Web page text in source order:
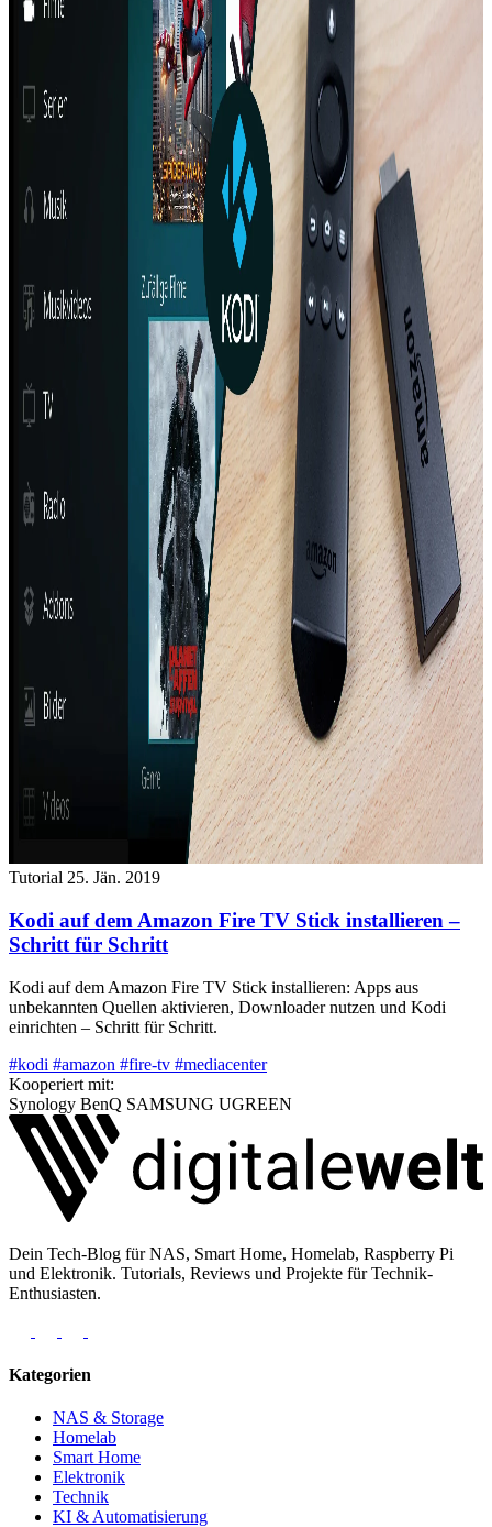
Tutorial 25. Jän. 2019
Kodi auf dem Amazon Fire TV Stick installieren –
Schritt für Schritt
Kodi auf dem Amazon Fire TV Stick installieren: Apps aus
unbekannten Quellen aktivieren, Downloader nutzen und Kodi
einrichten – Schritt für Schritt.
#kodi #amazon #fire-tv #mediacenter
Kooperiert mit:
Synology BenQ SAMSUNG UGREEN
Dein Tech-Blog für NAS, Smart Home, Homelab, Raspberry Pi
und Elektronik. Tutorials, Reviews und Projekte für Technik-
Enthusiasten.
Kategorien
NAS & Storage
Homelab
Smart Home
Elektronik
Technik
KI & Automatisierung